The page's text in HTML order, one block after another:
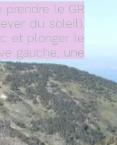
le GR
du soleil).
et plonger le
gauche, une